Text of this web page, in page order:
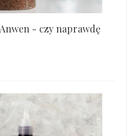
- czy naprawdę